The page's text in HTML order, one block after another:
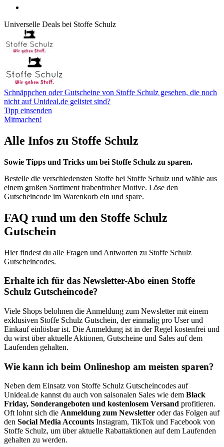
Universelle Deals bei Stoffe Schulz
Schnäppchen oder Gutscheine von Stoffe Schulz gesehen, die noch
nicht auf Unideal.de gelistet sind?
Tipp einsenden
Mitmachen!
Alle Infos zu Stoffe Schulz
Sowie Tipps und Tricks um bei Stoffe Schulz zu sparen.
Bestelle die verschiedensten Stoffe bei Stoffe Schulz und wähle aus
einem großen Sortiment frabenfroher Motive. Löse den
Gutscheincode im Warenkorb ein und spare.
FAQ rund um den Stoffe Schulz
Gutschein
Hier findest du alle Fragen und Antworten zu Stoffe Schulz
Gutscheincodes.
Erhalte ich für das Newsletter-Abo einen Stoffe
Schulz Gutscheincode?
Viele Shops belohnen die Anmeldung zum Newsletter mit einem
exklusiven Stoffe Schulz Gutschein, der einmalig pro User und
Einkauf einlösbar ist. Die Anmeldung ist in der Regel kostenfrei und
du wirst über aktuelle Aktionen, Gutscheine und Sales auf dem
Laufenden gehalten.
Wie kann ich beim Onlineshop am meisten sparen?
Neben dem Einsatz von Stoffe Schulz Gutscheincodes auf
Unideal.de kannst du auch von saisonalen Sales wie dem Black
Friday, Sonderangeboten und kostenlosem Versand profitieren.
Oft lohnt sich die Anmeldung zum Newsletter oder das Folgen auf
den Social Media Accounts Instagram, TikTok und Facebook von
Stoffe Schulz, um über aktuelle Rabattaktionen auf dem Laufenden
gehalten zu werden.